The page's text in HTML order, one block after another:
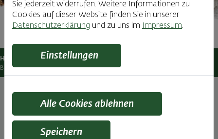
Haubiversum Führungen & Kurse
Brot & Sauerteigkurs
Wenn es nach frisch gebackenem Brot
Sie jederzeit widerrufen. Weitere Informationen zu
Cookies auf dieser Website finden Sie in unserer
Datenschutzerklärung und zu uns im Impressum.
Einstellungen
Alle Cookies ablehnen
Speichern